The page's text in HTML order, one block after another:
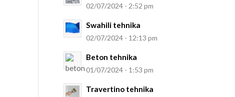
02/07/2024 - 2:52 pm
Swahili tehnika
02/07/2024 - 12:13 pm
Beton tehnika
01/07/2024 - 1:53 pm
Travertino tehnika